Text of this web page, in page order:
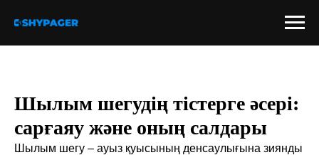
Шылым шегудің тістерге әсері:
сарғаяу және оның салдары
Шылым шегу – ауыз қуысының денсаулығына зиянды